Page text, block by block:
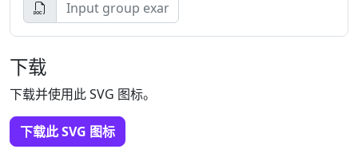
下载
下载并使用此 SVG 图标。
下载此 SVG 图标